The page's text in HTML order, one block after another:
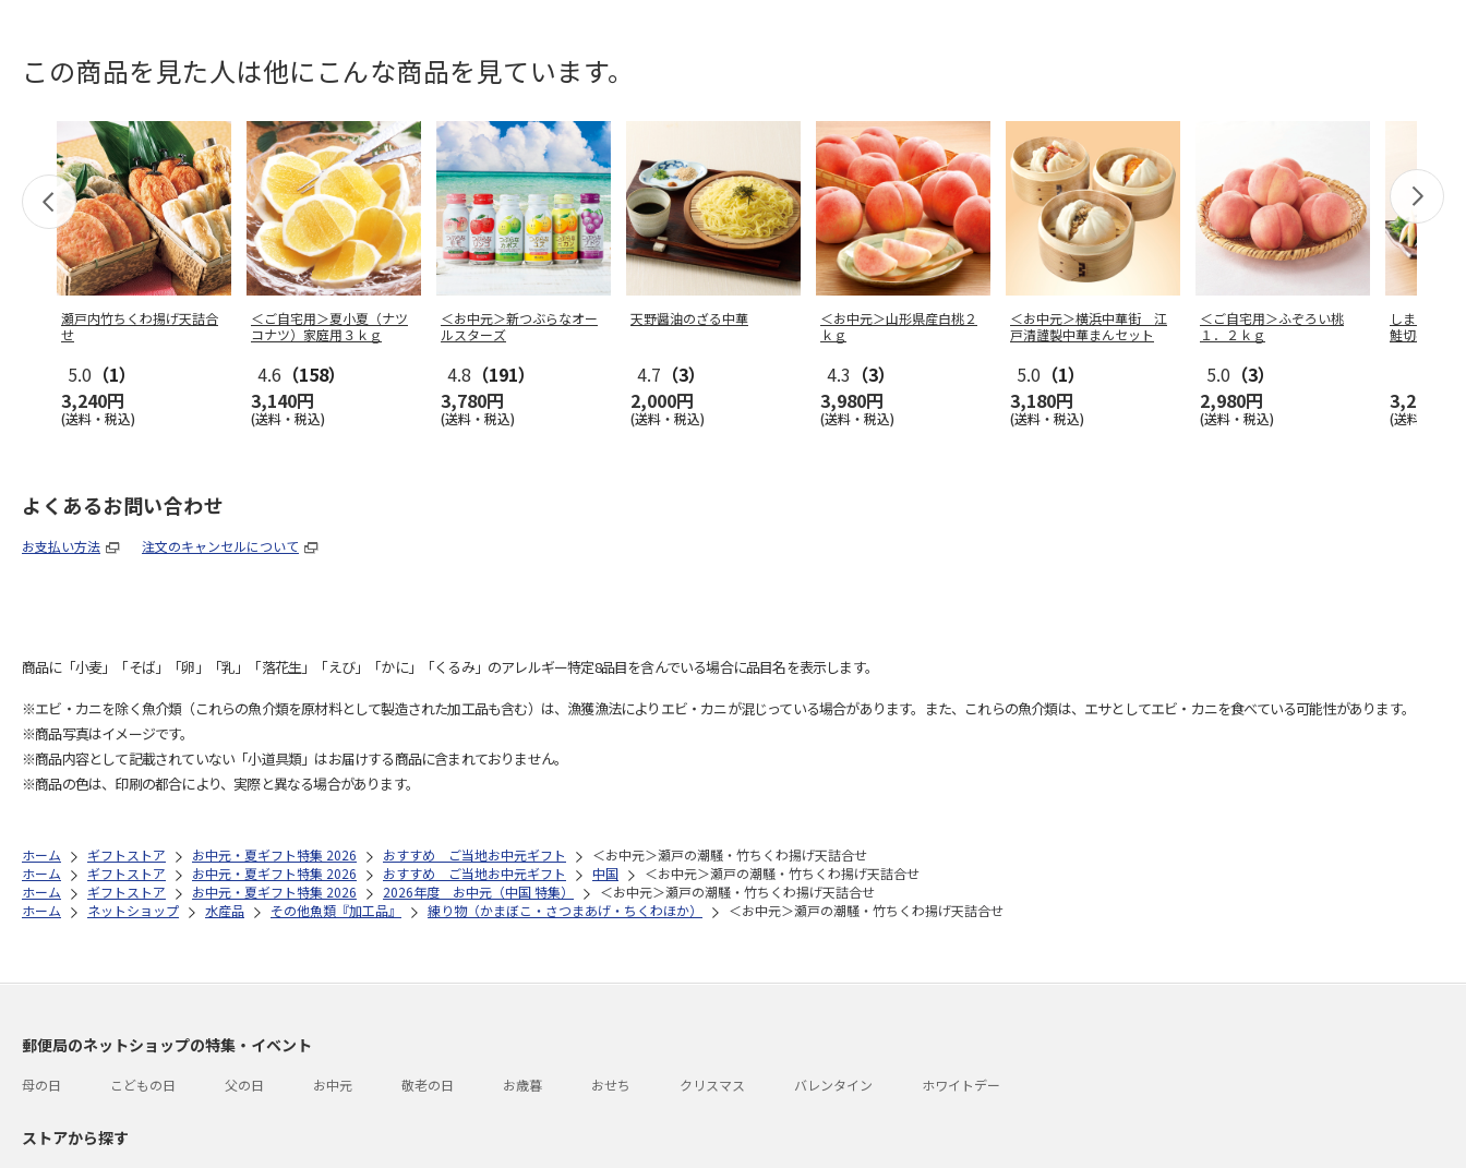
この商品を見た人は他にこんな商品を見ています。
瀬戸内竹ちくわ揚げ天詰合
せ
5.0 （1）
3,240円
(送料・税込)
＜ご自宅用＞夏小夏（ナツ
コナツ）家庭用３ｋｇ
4.6 （158）
3,140円
(送料・税込)
＜お中元＞新つぶらなオー
ルスターズ
4.8 （191）
3,780円
(送料・税込)
天野醤油のざる中華
4.7 （3）
2,000円
(送料・税込)
＜お中元＞山形県産白桃２
ｋｇ
4.3 （3）
3,980円
(送料・税込)
＜お中元＞横浜中華街 江
戸清謹製中華まんセット
5.0 （1）
3,180円
(送料・税込)
＜ご自宅用＞ふぞろい桃
１．２ｋｇ
5.0 （3）
2,980円
(送料・税込)
しまほっけ
鮭切身セッ
3,290円
(送料・税込)
よくあるお問い合わせ
お支払い方法 注文のキャンセルについて
商品に「小麦」「そば」「卵」「乳」「落花生」「えび」「かに」「くるみ」のアレルギー特定8品目を含んでいる場合に品目名を表示します。
※エビ・カニを除く魚介類（これらの魚介類を原材料として製造された加工品も含む）は、漁獲漁法によりエビ・カニが混じっている場合があります。また、これらの魚介類は、エサとしてエビ・カニを食べている可能性があります。
※商品写真はイメージです。
※商品内容として記載されていない「小道具類」はお届けする商品に含まれておりません。
※商品の色は、印刷の都合により、実際と異なる場合があります。
ホーム ギフトストア お中元・夏ギフト特集 2026 おすすめ ご当地お中元ギフト
＜お中元＞瀬戸の潮騒・竹ちくわ揚げ天詰合せ
ホーム
ギフトストア お中元・夏ギフト特集 2026 おすすめ ご当地お中元ギフト 中国
＜お中元＞瀬戸の潮騒・竹ちくわ揚げ天詰合せ
ホーム
ギフトストア お中元・夏ギフト特集 2026 2026年度 お中元（中国 特集）
＜お中元＞瀬戸の潮騒・竹ちくわ揚げ天詰合せ
ホーム
ネットショップ 水産品 その他魚類『加工品』 練り物（かまぼこ・さつまあげ・ちくわほか） ＜お中元＞瀬戸の潮騒・竹ちくわ揚げ天詰合せ
郵便局のネットショップの特集・イベント
母の日 こどもの日 父の日 お中元 敬老の日 お歳暮 おせち クリスマス バレンタイン ホワイトデー
ストアから探す